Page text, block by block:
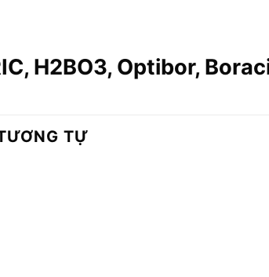
H2BO3, Optibor,
TỰ